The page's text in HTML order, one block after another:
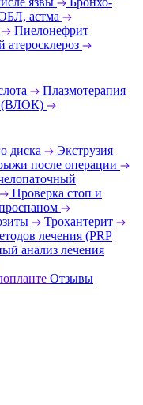
астма
Пиелонефрит
Плазмотерапия
(ВЛОК)
диска
Экструзия
после операции
Проверка стоп и
Трохантерит
лечения (PRP
анализ лечения
Отзывы